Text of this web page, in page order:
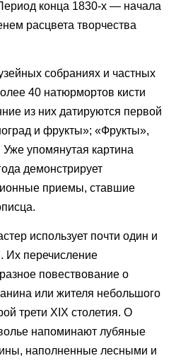
конца 1830-х — начала
расцвета творчества
собраниях и частных
40 натюрмортов кисти
из них датируются первой
и фрукты»; «Фрукты»,
Уже упомянутая картина
демонстрирует
приемы, ставшие
использует почти один и
Их перечисление
повествование о
или жителя небольшого
трети XIX столетия. О
напоминают лубяные
наполненные лесными и